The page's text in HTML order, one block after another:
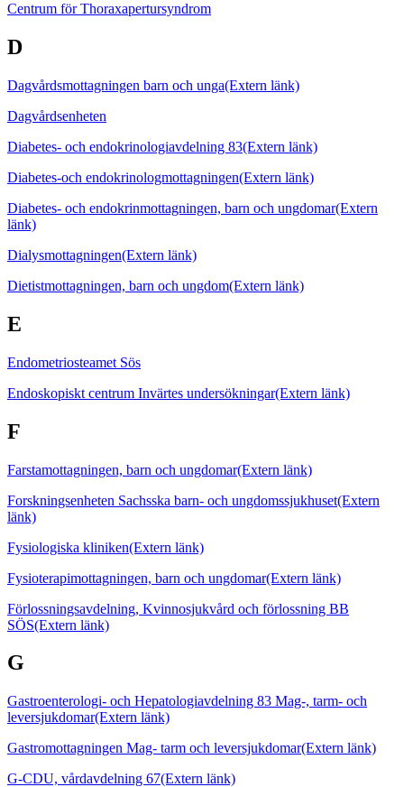
Centrum för Thoraxapertursyndrom
D
Dagvårdsmottagningen barn och unga(Extern länk)
Dagvårdsenheten
Diabetes- och endokrinologiavdelning 83(Extern länk)
Diabetes-och endokrinologmottagningen(Extern länk)
Diabetes- och endokrinmottagningen, barn och ungdomar(Extern
länk)
Dialysmottagningen(Extern länk)
Dietistmottagningen, barn och ungdom(Extern länk)
E
Endometriosteamet Sös
Endoskopiskt centrum Invärtes undersökningar(Extern länk)
F
Farstamottagningen, barn och ungdomar(Extern länk)
Forskningsenheten Sachsska barn- och ungdomssjukhuset(Extern
länk)
Fysiologiska kliniken(Extern länk)
Fysioterapimottagningen, barn och ungdomar(Extern länk)
Förlossningsavdelning, Kvinnosjukvård och förlossning BB
SÖS(Extern länk)
G
Gastroenterologi- och Hepatologiavdelning 83 Mag-, tarm- och
leversjukdomar(Extern länk)
Gastromottagningen Mag- tarm och leversjukdomar(Extern länk)
G-CDU, vårdavdelning 67(Extern länk)